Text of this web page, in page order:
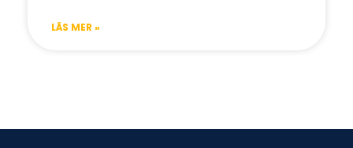
LÄS MER »